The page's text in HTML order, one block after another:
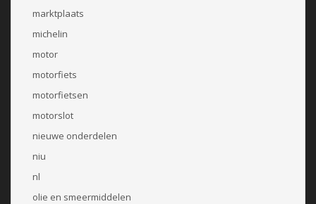
marktplaats
michelin
motor
motorfiets
motorfietsen
motorslot
nieuwe onderdelen
niu
nl
olie en smeermiddelen